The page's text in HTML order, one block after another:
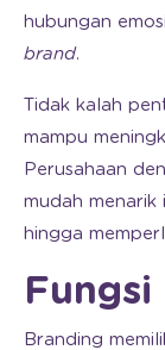
hubungan
brand.
Tidak kalah
mampu
Perusahaan
mudah menarik
hingga
Fungsi
Branding